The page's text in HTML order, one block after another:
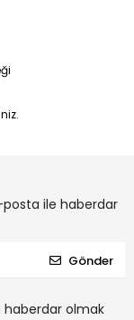
ile haberdar
Gönder
haberdar olmak